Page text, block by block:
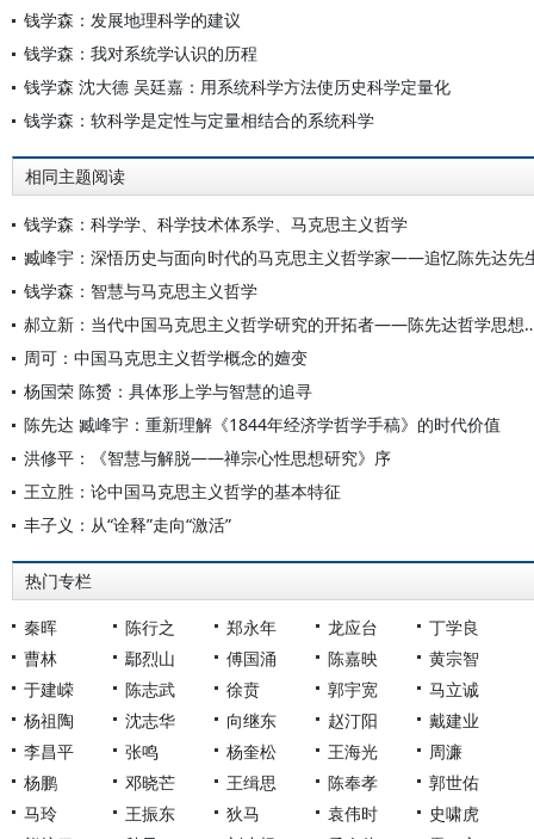
钱学森：发展地理科学的建议
钱学森：我对系统学认识的历程
钱学森 沈大德 吴廷嘉：用系统科学方法使历史科学定量化
钱学森：软科学是定性与定量相结合的系统科学
相同主题阅读
钱学森：科学学、科学技术体系学、马克思主义哲学
臧峰宇：深悟历史与面向时代的马克思主义哲学家——追忆陈先达先
钱学森：智慧与马克思主义哲学
郝立新：当代中国马克思主
周可：中国马克思主义哲学概念的嬗变
杨国荣 陈赟：具体形上学与智慧的追寻
陈先达 臧峰宇：重新理解《1844年经济学哲学手稿》的时代价值
洪修平：《智慧与解脱——禅宗心性思想研究》序
王立胜：论中国马克思主义哲学的基本特征
丰子义：从“诠释”走向“激活”
热门专栏
秦晖 陈行之 郑永年 龙应台
丁学良
曹林
鄢烈山 傅国涌 陈嘉映
黄宗智
于建嵘
陈志武 徐贲 郭宇宽
马立诚
杨祖陶
沈志华 向继东 赵汀阳
戴建业
李昌平
张鸣 杨奎松 王海光
周濂
杨鹏
邓晓芒 王缉思 陈奉孝
郭世佑
马玲
王振东 狄马 袁伟时
史啸虎